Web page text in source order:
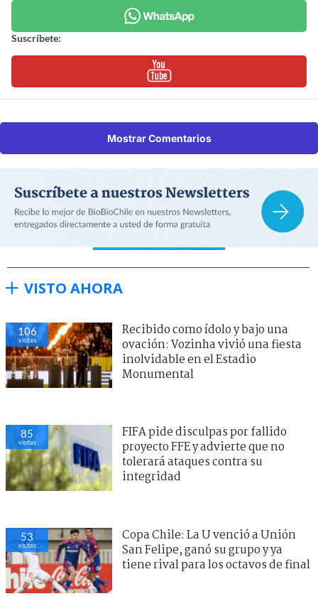
Suscríbete:
Mostrar Comentarios
VISTO AHORA
106
visitas
Recibido como ídolo y bajo una
ovación: Vozinha vivió una fiesta
inolvidable en el Estadio
Monumental
85
visitas
FIFA pide disculpas por fallido
proyecto FFE y advierte que no
tolerará ataques contra su
integridad
53
visitas
Copa Chile: La U venció a Unión
San Felipe, ganó su grupo y ya
tiene rival para los octavos de final